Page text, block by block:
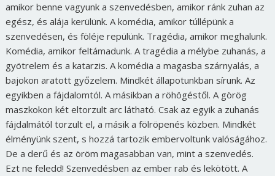
amikor benne vagyunk a szenvedésben, amikor ránk zuhan az
egész, és alája kerülünk. A komédia, amikor túllépünk a
szenvedésen, és föléje repülünk. Tragédia, amikor meghalunk.
Komédia, amikor feltámadunk. A tragédia a mélybe zuhanás, a
gyötrelem és a katarzis. A komédia a magasba szárnyalás, a
bajokon aratott győzelem. Mindkét állapotunkban sírunk. Az
egyikben a fájdalomtól. A másikban a röhögéstől. A görög
maszkokon két eltorzult arc látható. Csak az egyik a zuhanás
fájdalmától torzult el, a másik a fölröpenés közben. Mindkét
élményünk szent, s hozzá tartozik embervoltunk valóságához.
De a derű és az öröm magasabban van, mint a szenvedés.
Ezt ne feledd! Szenvedésben az ember rab és lekötött. A